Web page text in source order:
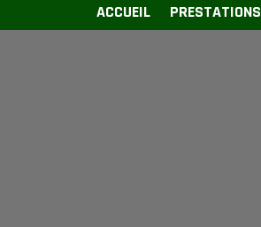
ACCUEIL PRESTATIONS